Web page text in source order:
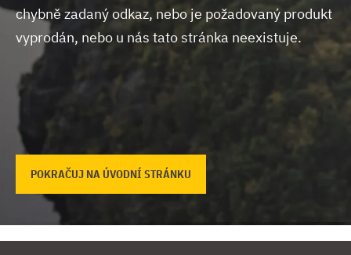
chybně zadaný odkaz, nebo je požadovaný produkt
vyprodán, nebo u nás tato stránka neexistuje.
POKRAČUJ NA ÚVODNÍ STRÁNKU